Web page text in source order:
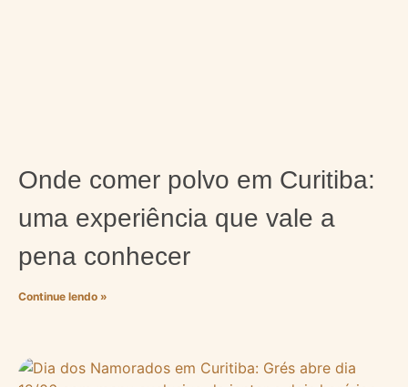
Onde comer polvo em Curitiba:
uma experiência que vale a
pena conhecer
Continue lendo »